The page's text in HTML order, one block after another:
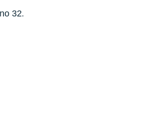
32.